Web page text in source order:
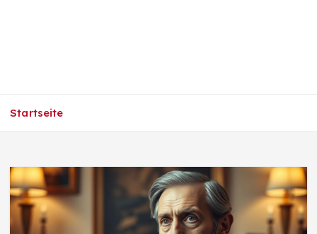
Startseite